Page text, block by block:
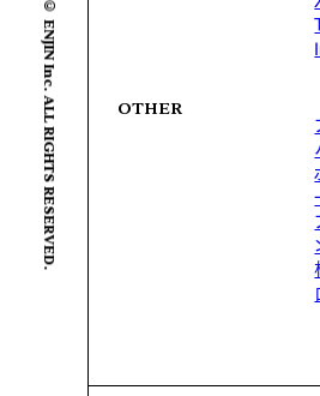
© ENJIN Inc. ALL RIGHTS RESERVED. OTHER